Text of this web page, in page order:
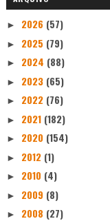
► 2026 (57)
► 2025 (79)
► 2024 (88)
► 2023 (65)
► 2022 (76)
► 2021 (182)
► 2020 (154)
► 2012 (1)
► 2010 (4)
► 2009 (8)
► 2008 (27)